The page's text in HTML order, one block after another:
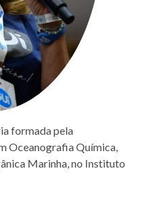
formada pela
Oceanografia Química,
Marinha, no Instituto